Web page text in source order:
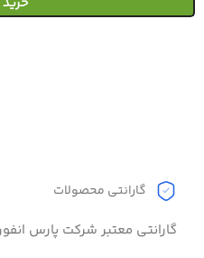
گارانتی محصولات
گارانتی معتبر شرکت پارس